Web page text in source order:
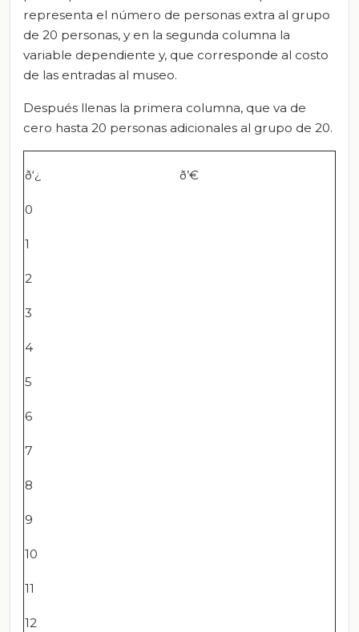
representa el número de personas extra al grupo
de 20 personas, y en la segunda columna la
variable dependiente y, que corresponde al costo
de las entradas al museo.
Después llenas la primera columna, que va de
cero hasta 20 personas adicionales al grupo de 20.
ð‘¿ ð’€
0
1
2
3
4
5
6
7
8
9
10
11
12